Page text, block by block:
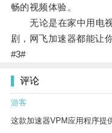
畅的视频体验。
无论是在家中用电视
剧，网飞加速器都能让
#3#
评论
游客
这款加速器VPM应用程序提